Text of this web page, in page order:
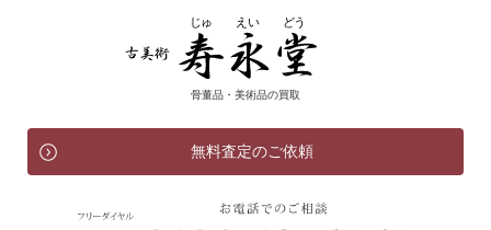
骨董品・美術品の買取
無料査定のご依頼